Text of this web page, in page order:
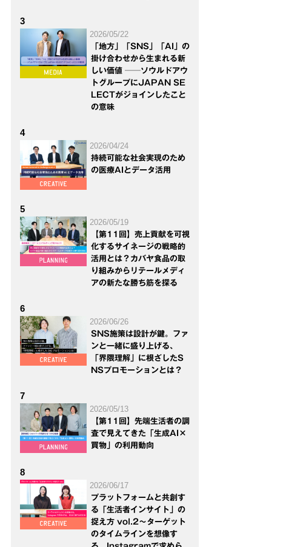
3
2026/05/22
「地方」「SNS」「AI」の
掛け合わせから生まれる新
しい価値 ──ソウルドアウ
トグループにJAPAN SE
LECTがジョインしたこと
の意味
4
2026/04/24
持続可能な社会実現のため
の医療AIとデータ活用
5
2026/05/19
【第11回】売上貢献を可視
化するサイネージの戦略的
活用とは？カバヤ食品の取
り組みからリテールメディ
アの新たな勝ち筋を探る
6
2026/06/26
SNS施策は設計が鍵。ファ
ンと一緒に盛り上げる、
「界隈理解」に根ざしたS
NSプロモーションとは？
7
2026/05/13
【第11回】先端生活者の調
査で見えてきた「生成AI×
買物」の利用動向
8
2026/06/17
プラットフォームと共創す
る「生活者インサイト」の
捉え方 vol.2～ターゲット
のタイムラインを想像す